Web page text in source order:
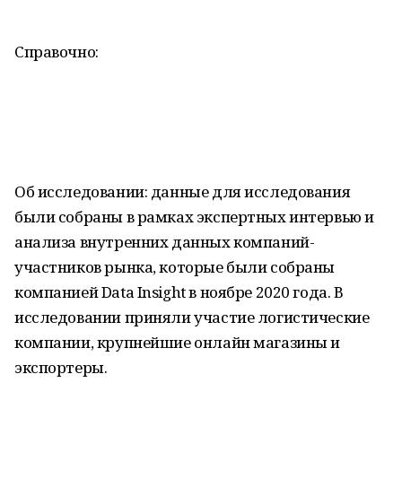
Справочно:
Об исследовании: данные для исследования
были собраны в рамках экспертных интервью и
анализа внутренних данных компаний-
участников рынка, которые были собраны
компанией Data Insight в ноябре 2020 года. В
исследовании приняли участие логистические
компании, крупнейшие онлайн магазины и
экспортеры.